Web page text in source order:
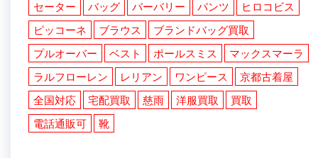
セーター バッグ バーバリー パンツ
ヒロコビス
ピッコーネ
ブラウス
ブランドバッグ買取
プルオーバー
ベスト ポールスミス
マックスマーラ
ラルフローレン
レリアン ワンピース
京都古着屋
全国対応
宅配買取 慈雨 洋服買取
買取
電話通販可
靴